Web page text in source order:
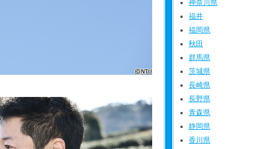
神奈川県
福井
福岡県
秋田
群馬県
茨城県
長崎県
長野県
青森県
静岡県
香川県